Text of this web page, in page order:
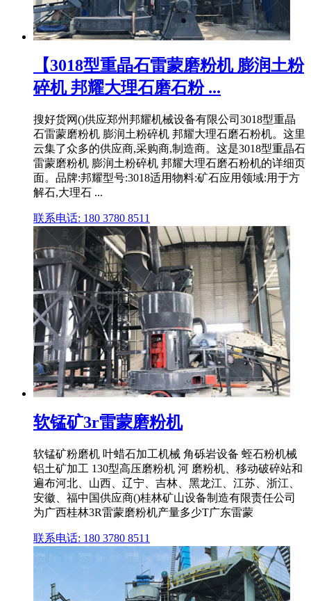
【3018型重晶石雷蒙磨粉机 膨润土粉
碎机 邦耀大理石磨石粉 ...
搜好货网()供应郑州邦耀机械设备有限公司3018型重晶
石雷蒙磨粉机 膨润土粉碎机 邦耀大理石磨石粉机。这里
云集了众多的供应商,采购商,制造商。这是3018型重晶石
雷蒙磨粉机 膨润土粉碎机 邦耀大理石磨石粉机的详细页
面。品牌:邦耀型号:3018适用物料:矿石应用领域:用于方
解石,大理石 ...
联系电话: 180 3780 8511
软锰矿3r雷蒙磨粉机
软锰矿粉磨机 叶蜡石加工机械 角砾岩设备 蛭石粉机械
铝土矿加工 130型高压磨粉机 河 磨粉机、移动破碎站和
遍布河北、山西、辽宁、吉林、黑龙江、江苏、浙江、
安徽、福中国供应商()桂林矿山设备制造有限责任公司
为广西桂林3R雷蒙磨粉机产量多少T广东雷蒙
联系电话: 180 3780 8511